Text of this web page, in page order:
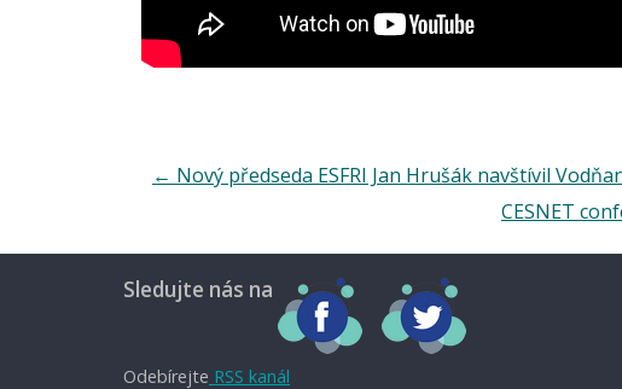
← Nový předseda ESFRI Jan Hrušák navštívil
CESNET
Sledujte nás na
Odebírejte RSS kanál